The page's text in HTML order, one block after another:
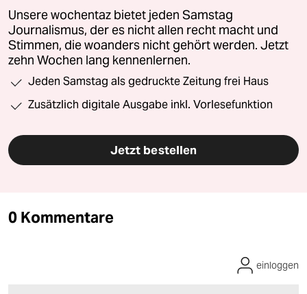
Unsere wochentaz bietet jeden Samstag
Journalismus, der es nicht allen recht macht und
Stimmen, die woanders nicht gehört werden. Jetzt
zehn Wochen lang kennenlernen.
Jeden Samstag als gedruckte Zeitung frei Haus
Zusätzlich digitale Ausgabe inkl. Vorlesefunktion
Jetzt bestellen
0 Kommentare
einloggen